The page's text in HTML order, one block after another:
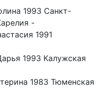
1993 Санкт-
-
1991
1993 Калужская
1983 Тюменская